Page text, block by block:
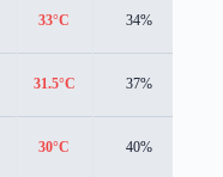
33°C 34%
31.5°C 37%
30°C 40%